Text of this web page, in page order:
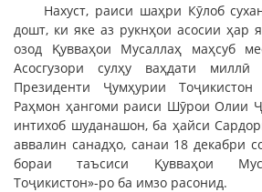
Нахуст, раиси шаҳри Кӯлоб
дошт, ки яке аз рукнҳои асосии ҳар
озод Қувваҳои Мусаллаҳ маҳсуб
Асосгузори сулҳу ваҳдати
Президенти Ҷумҳурии
Раҳмон ҳангоми раиси Шӯрои Олии
интихоб шуданашон, ба ҳайси
аввалин санадҳо, санаи 18 декабри
бораи таъсиси Қувваҳои
Тоҷикистон»-ро ба имзо расонид.